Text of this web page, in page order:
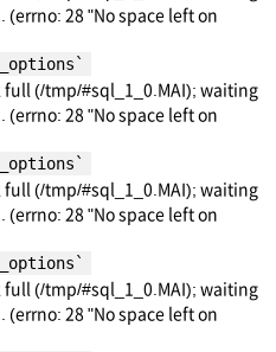
(errno: 28 "No space left on
full (/tmp/#sql_1_0.MAI); waiting
(errno: 28 "No space left on
full (/tmp/#sql_1_0.MAI); waiting
(errno: 28 "No space left on
full (/tmp/#sql_1_0.MAI); waiting
(errno: 28 "No space left on